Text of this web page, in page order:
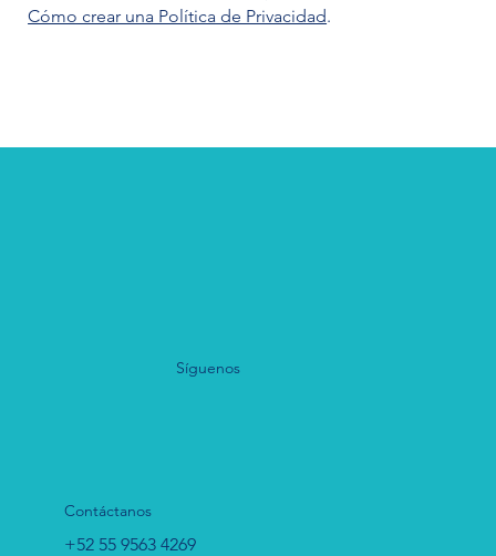
Cómo crear una Política de Privacidad.
Síguenos
Contáctanos
+52 55 9563 4269